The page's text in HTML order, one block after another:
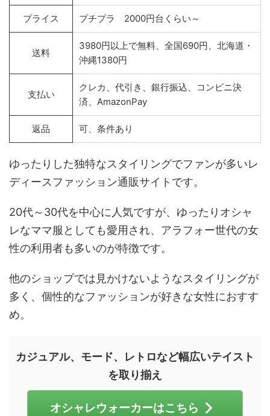
プライス プチプラ 2000円台くらい～
送料
3980円以上で無料、全国690円、北海道・
沖縄1380円
支払い
クレカ、代引き、銀行振込、コンビニ決
済、AmazonPay
返品 可、条件あり
ゆったりした独特なスタイリングでファンが多いレ
ディースファッション通販サイトです。
20代～30代を中心に人気ですが、ゆったりオシャ
レなママ服としても愛用され、アラフォー世代の女
性の利用者も多いのが特徴です。
他のショップでは見かけないようなスタイリングが
多く、個性的なファッションが好きな女性におすす
め。
カジュアル、モード、レトロなど幅広いテイスト
を取り揃え
オシャレウォーカーはこちら